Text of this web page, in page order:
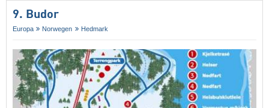
9. Budor
Europa Norwegen Hedmark